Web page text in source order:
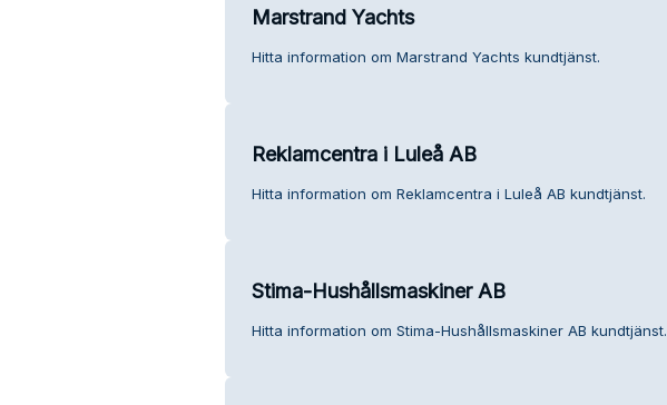
Marstrand Yachts
Hitta information om Marstrand Yachts kundtjänst.
Reklamcentra i Luleå AB
Hitta information om Reklamcentra i Luleå AB kundtjänst.
Stima-Hushållsmaskiner AB
Hitta information om Stima-Hushållsmaskiner AB kundtjänst.